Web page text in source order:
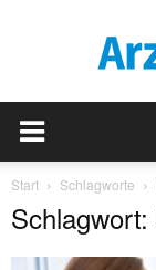
Start Schlagworte